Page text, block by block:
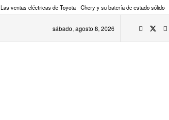
Las ventas eléctricas de Toyota Chery y su batería de estado sólido
sábado, agosto 8, 2026